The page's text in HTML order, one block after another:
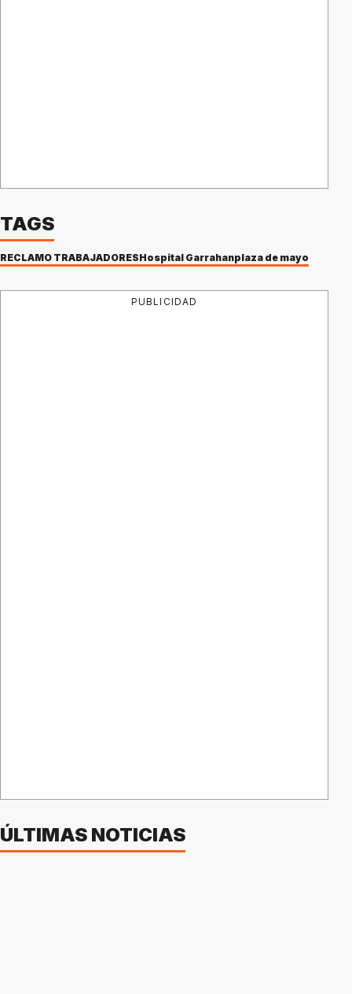
TAGS
RECLAMO TRABAJADORESHospital Garrahanplaza de mayo
PUBLICIDAD
ÚLTIMAS NOTICIAS